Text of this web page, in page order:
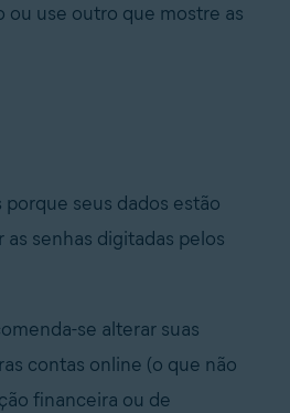
ou use outro que mostre as
seus dados estão
senhas digitadas pelos
se alterar suas
contas online (o que não
financeira ou de